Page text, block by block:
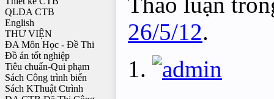
QLDA CTB
English
THƯ VIỆN
ĐA Môn Học - Đề Thi
Đồ án tốt nghiệp
Tiêu chuẩn-Qui phạm
Sách Công trình biển
Sách KThuật Ctrình
26/5/12.